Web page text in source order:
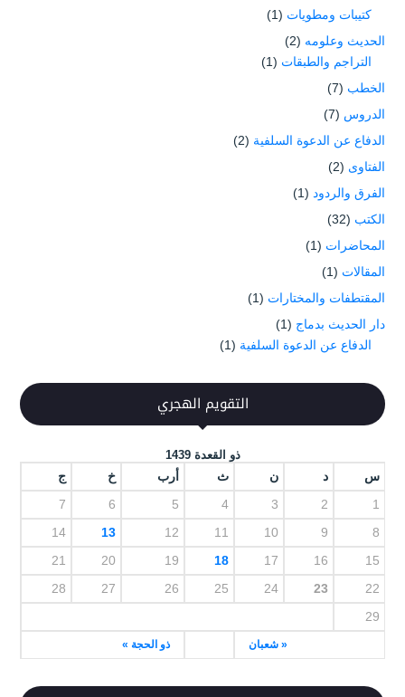
كتيبات ومطويات (1)
الحديث وعلومه (2)
التراجم والطبقات (1)
الخطب (7)
الدروس (7)
الدفاع عن الدعوة السلفية (2)
الفتاوى (2)
الفرق والردود (1)
الكتب (32)
المحاضرات (1)
المقالات (1)
المقتطفات والمختارات (1)
دار الحديث بدماج (1)
الدفاع عن الدعوة السلفية (1)
التقويم الهجري
ذو القعدة 1439
س د ن ث أرب خ ج
« شعبان ذو الحجة »
1
2
3
4
5
6
7
8
9
10
11
12
13
14
15
16
17
18
19
20
21
22
23
24
25
26
27
28
29